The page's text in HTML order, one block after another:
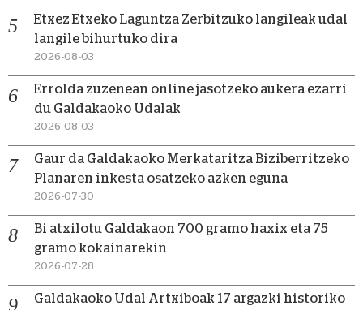
Etxez Etxeko Laguntza Zerbitzuko langileak udal
langile bihurtuko dira
2026-08-03
Errolda zuzenean online jasotzeko aukera ezarri
du Galdakaoko Udalak
2026-08-03
Gaur da Galdakaoko Merkataritza Biziberritzeko
Planaren inkesta osatzeko azken eguna
2026-07-30
Bi atxilotu Galdakaon 700 gramo haxix eta 75
gramo kokainarekin
2026-07-28
Galdakaoko Udal Artxiboak 17 argazki historiko